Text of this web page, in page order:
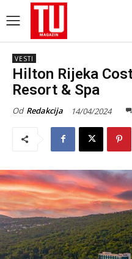
VESTI
Hilton Rijeka
Resort & Spa
Od Redakcija 14/04/2024